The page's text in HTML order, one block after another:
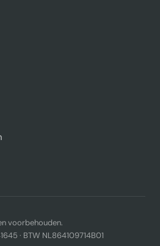
voorbehouden.
· BTW NL864109714B01